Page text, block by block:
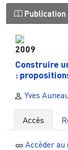
Publication
2009
Construire
:
Yves Auneau
Accès
Accèder au